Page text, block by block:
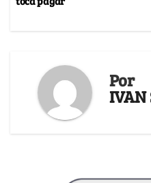
Por
IVAN